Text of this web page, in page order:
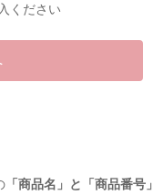
ください
「商品名」と「商品番号」